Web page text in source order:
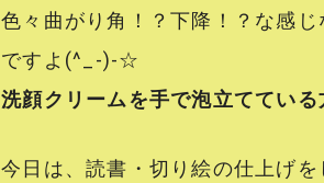
色々曲がり角！？下降！？な感
ですよ(^_-)-☆
洗顔クリームを手で泡立ててい
今日は、読書・切り絵の仕上げを